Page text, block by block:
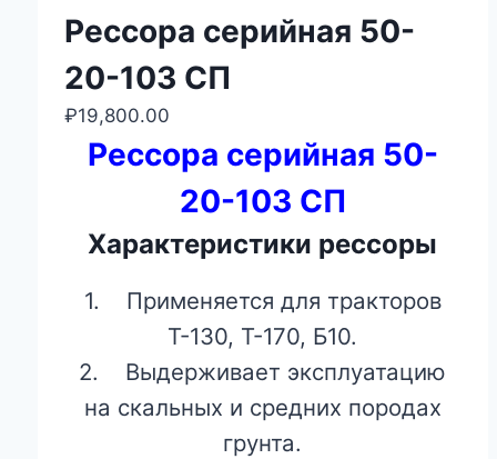
Рессора серийная 50-
20-103 СП
₽19,800.00
Рессора серийная 50-
20-103 СП
Характеристики рессоры
1. Применяется для тракторов
Т-130, Т-170, Б10.
2. Выдерживает эксплуатацию
на скальных и средних породах
грунта.